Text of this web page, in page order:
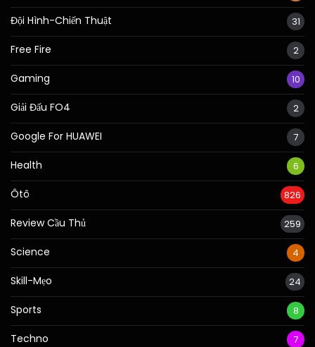
Đội Hình-Chiến Thuật 31
Free Fire 2
Gaming 10
Giải Đấu FO4 2
Google For HUAWEI 7
Health 6
Ôtô 826
Review Cầu Thủ 259
Science 4
Skill-Mẹo 24
Sports 8
Techno 7